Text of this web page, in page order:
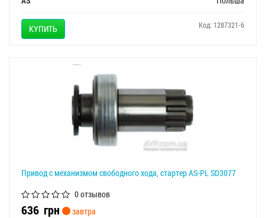
КУПИТЬ Код: 1287321-6
Привод с механизмом свободного хода, стартер AS-PL SD3077
0 отзывов
636 грн
завтра